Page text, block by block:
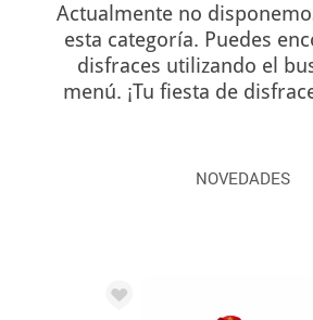
Actualmente no
esta categoría. Puedes
disfraces utilizando el
menú. ¡Tu fiesta de
NOVEDADES